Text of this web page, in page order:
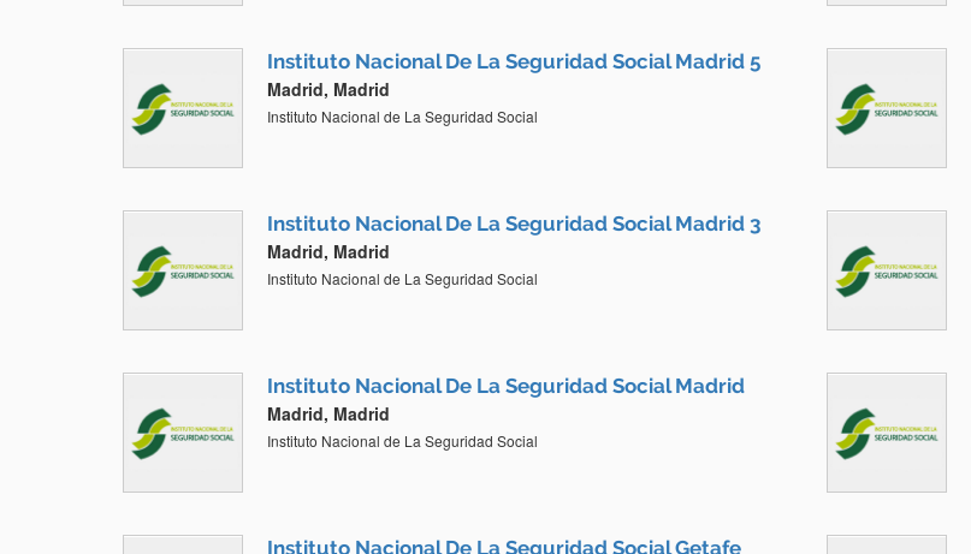
Instituto Nacional De La Seguridad Social Madrid 5
Madrid, Madrid
Instituto Nacional de La Seguridad Social
Instituto Nacional De La Seguridad Social Madrid 3
Madrid, Madrid
Instituto Nacional de La Seguridad Social
Instituto Nacional De La Seguridad Social Madrid
Madrid, Madrid
Instituto Nacional de La Seguridad Social
Instituto Nacional De La Seguridad Social Getafe